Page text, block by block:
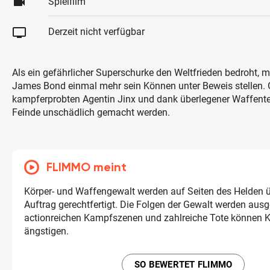
tv Derzeit nicht verfügbar
Als ein gefährlicher Superschurke den Weltfrieden bedroht,
James Bond einmal mehr sein Können unter Beweis stellen.
kampferprobten Agentin Jinx und dank überlegener
Feinde unschädlich gemacht werden.
FLIMMO meint
Körper- und Waffengewalt werden auf Seiten des Helden
Auftrag gerechtfertigt. Die Folgen der Gewalt werden
actionreichen Kampfszenen und zahlreiche Tote können
ängstigen.
SO BEWERTET FLIMMO